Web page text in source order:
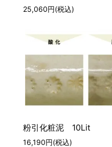
25,060円(税込)
粉引化粧泥 10Lit
16,190円(税込)